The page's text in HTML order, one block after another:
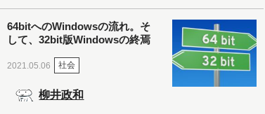
64bitへのWindowsの流れ。そ
して、32bit版Windowsの終焉
2021.05.06 社会
柳井政和